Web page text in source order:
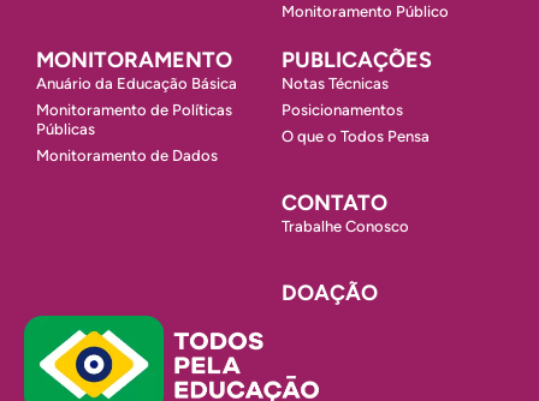
Monitoramento Público
MONITORAMENTO
Anuário da Educação Básica
Monitoramento de Políticas
Públicas
Monitoramento de Dados
PUBLICAÇÕES
Notas Técnicas
Posicionamentos
O que o Todos Pensa
CONTATO
Trabalhe Conosco
DOAÇÃO